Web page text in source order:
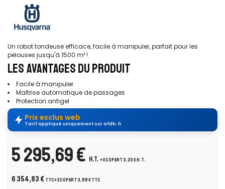
Un robot tondeuse efficace, facile à manipuler, parfait pour les
pelouses jusqu'à 1500 m² !
LES AVANTAGES DU PRODUIT
Facile à manipuler
Maîtrise automatique de passages
Protection antigel
Prix exclus web
Tarif appliqué uniquement sur afdb.fr
5 295,69 € H.T. + ecopart 3,23 € H.T.
6 354,83 € TTC+ ecopart 3,88 € TTC